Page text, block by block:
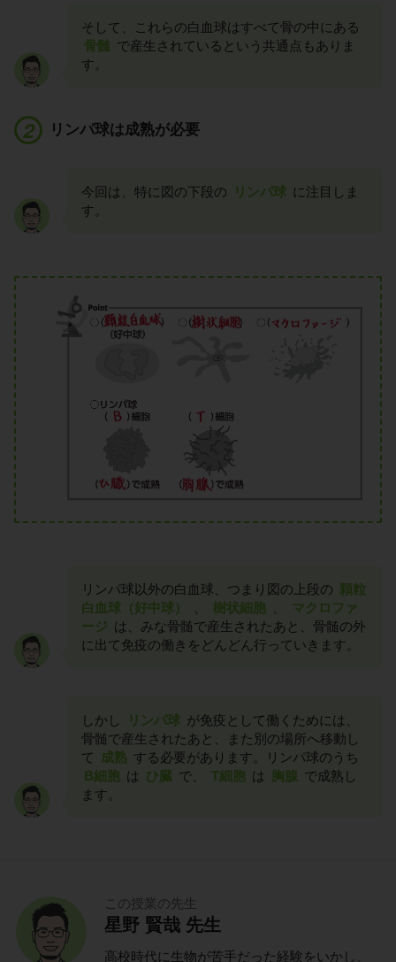
そして、これらの白血球はすべて骨の中にある
骨髄 で産生されているという共通点もありま
す。
リンパ球は成熟が必要
今回は、特に図の下段の リンパ球 に注目しま
す。
リンパ球以外の白血球、つまり図の上段の 顆粒
白血球（好中球）
樹状細胞
マクロファ
ージ は、みな骨髄で産生されたあと、骨髄の外
に出て免疫の働きをどんどん行っていきます。
しかし リンパ球 が免疫として働くためには、
骨髄で産生されたあと、また別の場所へ移動し
て
成熟 する必要があります。リンパ球のうち
B細胞 は ひ臓 で、 T細胞 は 胸腺 で成熟し
ます。
この授業の先生
星野 賢哉 先生
高校時代に生物が苦手だった経験をいかし、